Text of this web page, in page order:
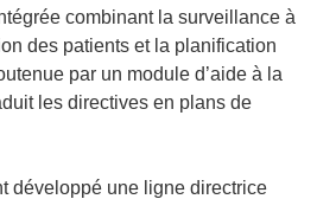
combinant la surveillance à
des patients et la planification
par un module d’aide à la
les directives en plans de
développé une ligne directrice